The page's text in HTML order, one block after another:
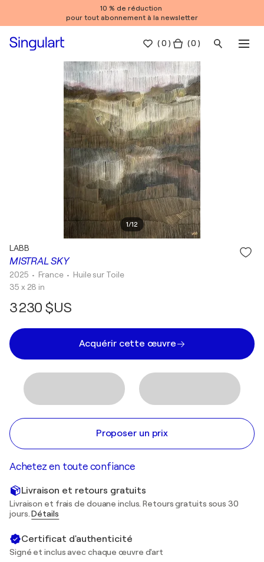
10 % de réduction
pour tout abonnement à la newsletter
(0 ) ( 0 )
1/12
MISTRAL SKY
LABB
2025 • France • Huile sur Toile
35 x 28 in
3 230 $US
Acquérir cette œuvre
Proposer un prix
Achetez en toute confiance
Livraison et retours gratuits
Livraison et frais de douane inclus. Retours gratuits sous 30
jours.Détails
Certificat d'authenticité
Signé et inclus avec chaque œuvre d'art